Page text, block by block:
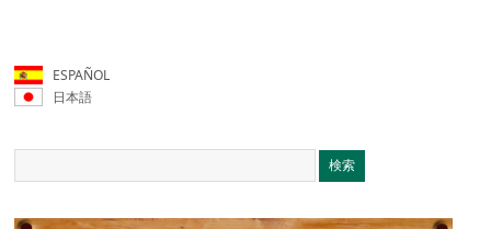
ESPAÑOL
日本語